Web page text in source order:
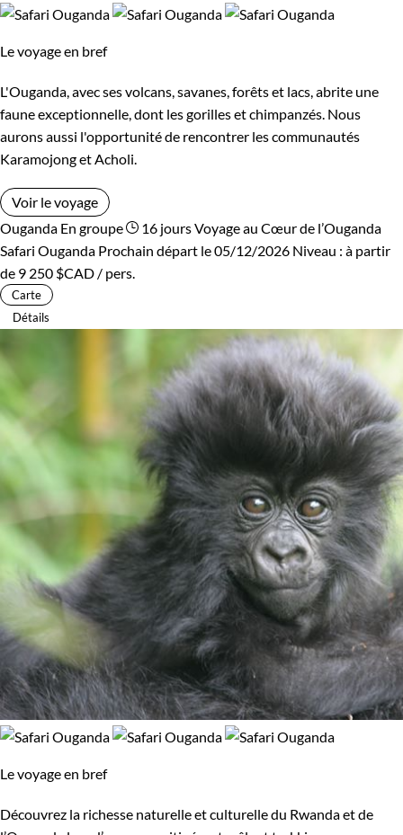
Le voyage en bref
L'Ouganda, avec ses volcans, savanes, forêts et lacs, abrite une
faune exceptionnelle, dont les gorilles et chimpanzés. Nous
aurons aussi l'opportunité de rencontrer les communautés
Karamojong et Acholi.
Voir le voyage
Ouganda En groupe 16 joursVoyage au Cœur de l’Ouganda
Safari Ouganda Prochain départ le 05/12/2026 Niveau : à partir
de 9 250 $CAD / pers.
Carte
Détails
Le voyage en bref
Découvrez la richesse naturelle et culturelle du Rwanda et de